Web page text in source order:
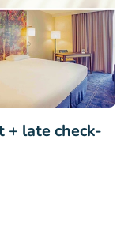
+ late check-